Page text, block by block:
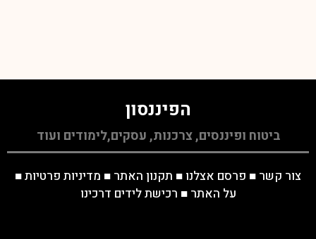
הפיננסון
ביטוח ופיננסים, צרכנות, עסקים,לימודים ועוד
צור קשר ■ פרסם אצלנו ■ תקנון האתר ■ מדיניות פרטיות■
על האתר ■ רכישת לידים דרכינו